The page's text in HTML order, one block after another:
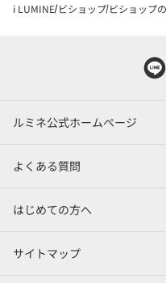
i LUMINE ビショップ ビショップ
ルミネ公式ホームページ
よくある質問
はじめての方へ
サイトマップ